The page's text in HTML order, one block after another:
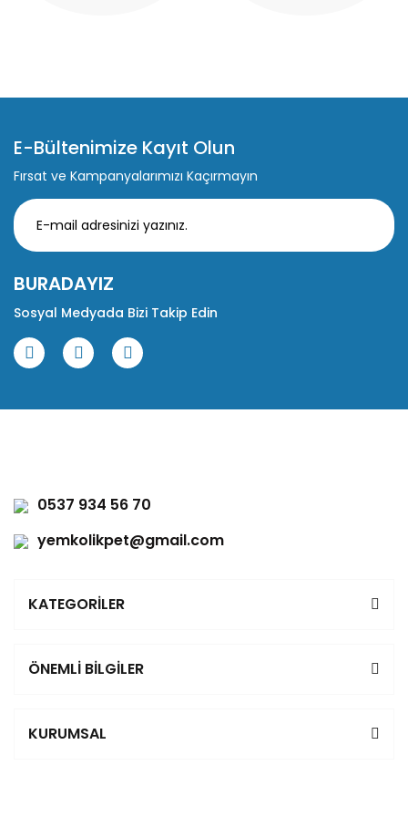
E-Bültenimize Kayıt Olun
Fırsat ve Kampanyalarımızı Kaçırmayın
BURADAYIZ
Sosyal Medyada Bizi Takip Edin
0537 934 56 70
yemkolikpet@gmail.com
KATEGORİLER
ÖNEMLİ BİLGİLER
KURUMSAL